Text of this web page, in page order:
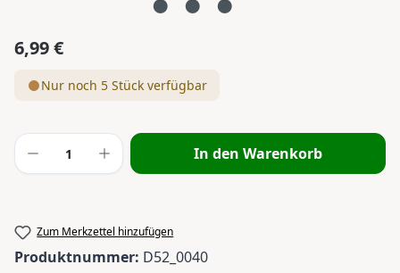
Regulärer Preis:
6,99 €
Nur noch 5 Stück verfügbar
Produkt Anzahl: Gib den gewünschten
In den Warenkorb
Zum Merkzettel hinzufügen
Produktnummer: D52_0040